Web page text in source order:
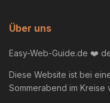
Über uns
Easy-Web-Guide.de ❤️
Diese Website ist bei
Sommerabend im Kreise